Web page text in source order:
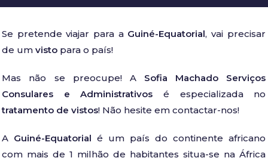
Se pretende viajar para a Guiné-Equatorial, vai precisar
de umvisto para o país!
Mas não se preocupe! A Sofia Machado Serviços
Consulares e Administrativos é especializada no
tratamento de vistos! Não hesite em contactar-nos!
A Guiné-Equatorialé um país do continente africano
com mais de 1 milhão de habitantes situa-se na África